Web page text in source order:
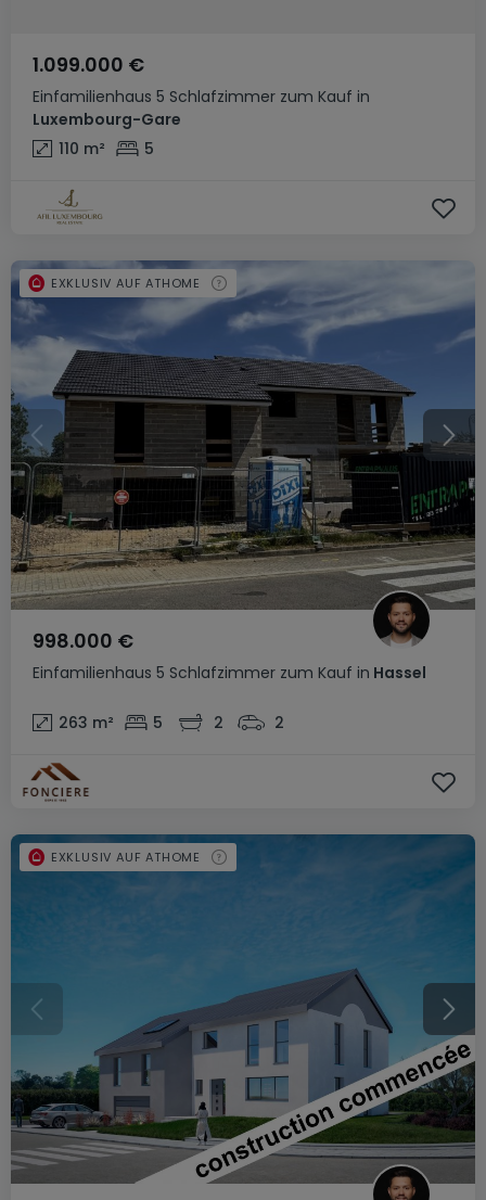
Einfamilienhaus 5 Schlafzimmer zum Kauf in
Luxembourg-Gare
1.099.000 €
110 m² 5
Einfamilienhaus 5 Schlafzimmer zum Kauf in Hassel
998.000 €
263 m² 5 2 2
EXKLUSIV AUF ATHOME
EXKLUSIV AUF ATHOME